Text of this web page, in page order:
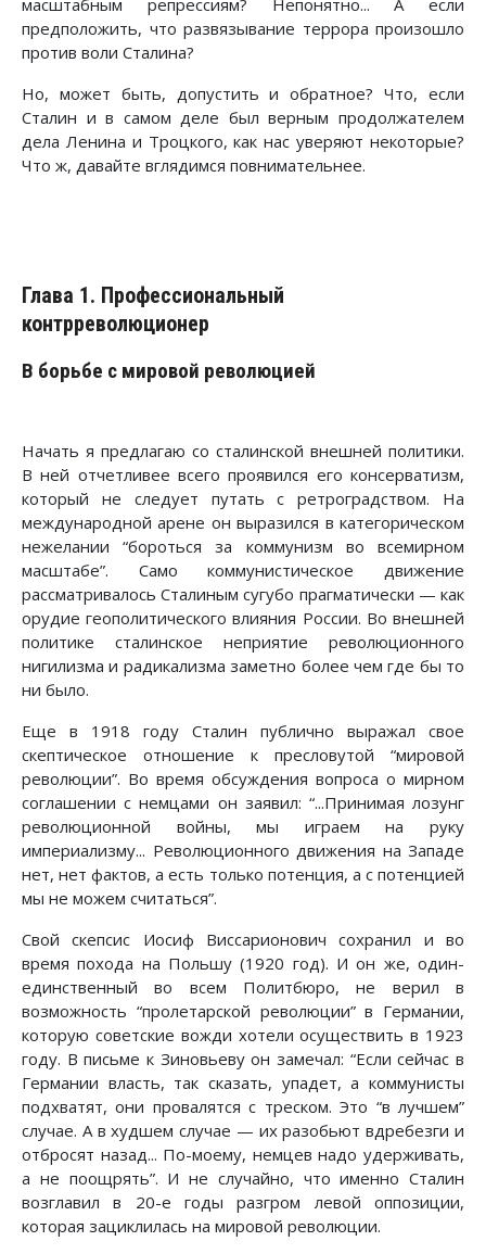
предположить, что развязы­вание террора произошло
против воли Сталина?
Но, может быть, допустить и обратное? Что, если
Сталин и в самом деле был верным продолжателем
дела Ленина и Троцкого, как нас уверяют неко­торые?
Что ж, давайте вглядимся повнимательнее.
Глава 1. Профессиональный
контрреволюционер
В борьбе с мировой революцией
Начать я предлагаю со сталинской внешней политики.
В ней отчетливее всего проявился его консерватизм,
который не следует путать с ретроградст­вом. На
международной арене он выразился в категорическом
нежелании “бороться за коммунизм во всемирном
масштабе”. Само коммунистическое движение
рассматривалось Сталиным сугубо прагматически — как
орудие геополитического влияния России. Во внешней
политике сталинское неприя­тие революционного
нигилизма и радикализма заметно более чем где бы то
ни было.
Еще в 1918 году Сталин публично выражал свое
скептическое отношение к пресловутой “мировой
революции”. Во время обсуждения вопроса о мирном
соглашении с немцами он заявил: “...Принимая лозунг
революцион­ной войны, мы играем на руку
империализму... Революционного движения на Западе
нет, нет фактов, а есть только потенция, а с потенцией
мы не можем считаться”.
Свой скепсис Иосиф Виссарионович сохранил и во
время похода на Польшу (1920 год). И он же, один-
единственный во всем Политбюро, не верил в
возможность “пролетарской революции” в Германии,
которую советские вожди хотели осуществить в 1923
году. В письме к Зиновьеву он замечал: “Если сейчас в
Германии власть, так сказать, упадет, а коммунисты
подхватят, они провалятся с треском. Это “в лучшем”
случае. А в худшем случае — их разобьют вдребезги и
отбросят назад... По-моему, немцев надо удерживать,
а не поощрять”. И не случайно, что именно Сталин
возглавил в 20-е годы разгром левой оппозиции,
которая зациклилась на мировой революции.